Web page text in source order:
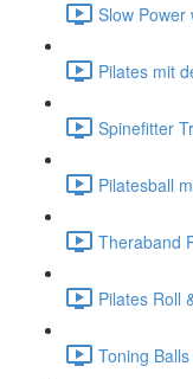
Slow Power
Pilates mit
Spinefitter
Pilatesball
Theraband
Pilates Roll
Toning